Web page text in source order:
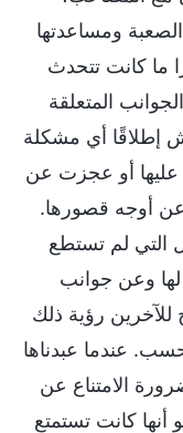
الصعبة ومساعدتها
ما كانت تتحدث
المتعلقة
إطلاقًا أي مشكلة
عليها أو عجزت عن
أوجه قصورها.
التي لم تستطع
لها وعن جوانب
للآخرين رؤية ذلك
عندما عبدناها
الامتناع عن
أنها كانت تستمتع